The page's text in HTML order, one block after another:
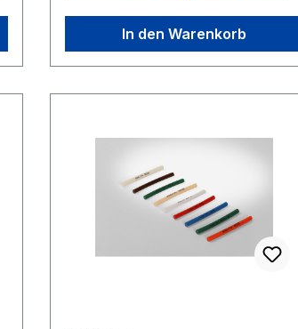
Zugstrang nein Shorehärte 88°
Shore A
In den Warenkorb